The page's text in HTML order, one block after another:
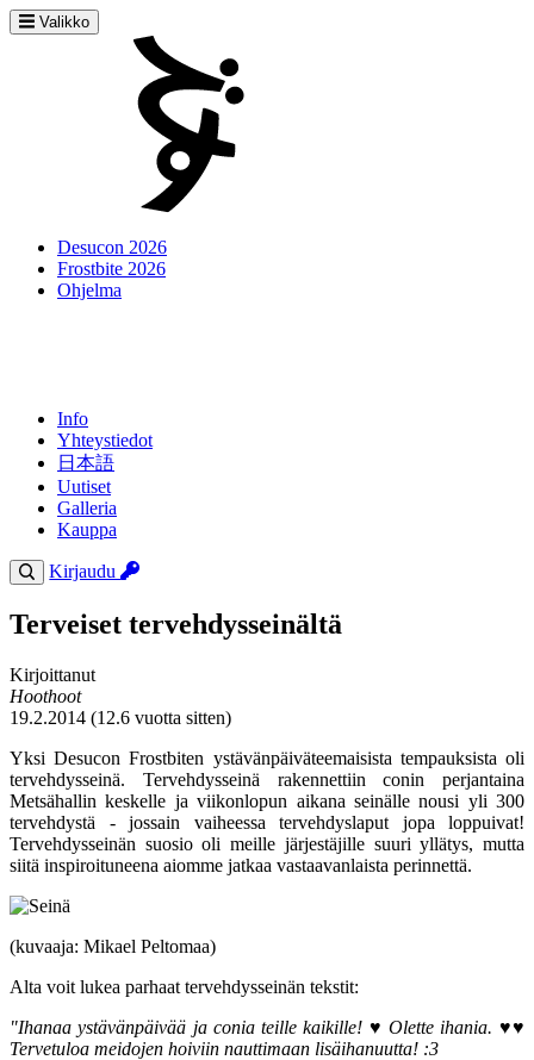
Valikko
Desucon 2026
Frostbite 2026
Ohjelma
Info
Yhteystiedot
日本語
Uutiset
Galleria
Kauppa
Kirjaudu
Terveiset tervehdysseinältä
Kirjoittanut
Hoothoot
19.2.2014 (12.6 vuotta sitten)
Yksi Desucon Frostbiten ystävänpäiväteemaisista tempauksista oli
tervehdysseinä. Tervehdysseinä rakennettiin conin perjantaina
Metsähallin keskelle ja viikonlopun aikana seinälle nousi yli 300
tervehdystä - jossain vaiheessa tervehdyslaput jopa loppuivat!
Tervehdysseinän suosio oli meille järjestäjille suuri yllätys, mutta
siitä inspiroituneena aiomme jatkaa vastaavanlaista perinnettä.
(kuvaaja: Mikael Peltomaa)
Alta voit lukea parhaat tervehdysseinän tekstit:
"Ihanaa ystävänpäivää ja conia teille kaikille! ♥ Olette ihania. ♥♥
Tervetuloa meidojen hoiviin nauttimaan lisäihanuutta! :3